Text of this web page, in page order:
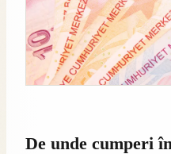
De unde cumperi